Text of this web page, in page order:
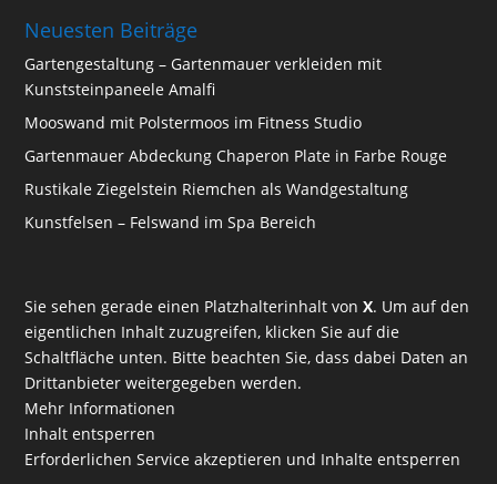
Neuesten Beiträge
Gartengestaltung – Gartenmauer verkleiden mit
Kunststeinpaneele Amalfi
Mooswand mit Polstermoos im Fitness Studio
Gartenmauer Abdeckung Chaperon Plate in Farbe Rouge
Rustikale Ziegelstein Riemchen als Wandgestaltung
Kunstfelsen – Felswand im Spa Bereich
Sie sehen gerade einen Platzhalterinhalt vonX. Um auf den
eigentlichen Inhalt zuzugreifen, klicken Sie auf die
Schaltfläche unten. Bitte beachten Sie, dass dabei Daten an
Drittanbieter weitergegeben werden.
Mehr Informationen
Inhalt entsperren
Erforderlichen Service akzeptieren und Inhalte entsperren